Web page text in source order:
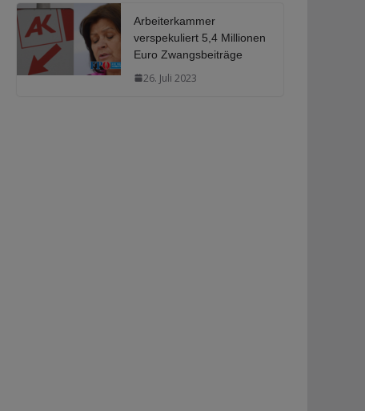
Arbeiterkammer
verspekuliert 5,4 Millionen
Euro Zwangsbeiträge
26. Juli 2023